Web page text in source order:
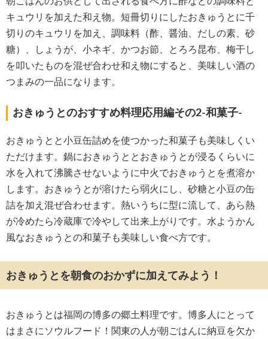
キュウリを加えた和え物。短冊切りにしたおきゅうとに千
切りのキュウリを加え、調味料（酢、醤油、だしの素、砂
糖）、しょうが、小ネギ、かつお節、とろろ昆布、梅干し
を叩いたものを混ぜ合わせ和え物にすると、美味しい酒の
つまみの一品になります。
おきゅうとのおすすめ料理応用編その2-和菓子-
おきゅうとと小豆缶詰めを使つかった和菓子も美味しくい
ただけます。鍋におきゅうととおきゅうとが浸るくらいに
水を入れて沸騰させないように中火でおきゅうとを煮溶か
します。おきゅうとが溶けたら弱火にし、砂糖と小豆の缶
詰を加え混ぜ合わせます。熱いうちに型に流して、あら熱
が冷めたら冷蔵庫で冷やして出来上がりです。水ようかん
風なおきゅうとの和菓子も美味しい食べ方です。
おきゅうとを朝食のおかずに加えてみよう！
おきゅうとは福岡の博多の郷土料理です。博多人にとって
はまさにソウルフード！関東の人が朝ごはんに納豆を欠か